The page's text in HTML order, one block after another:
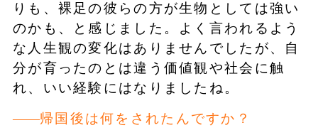
りも、裸足の彼らの方が生物としては強い
のかも、と感じました。よく言われるよう
な人生観の変化はありませんでしたが、自
分が育ったのとは違う価値観や社会に触
れ、いい経験にはなりましたね。
帰国後は何をされたんですか？